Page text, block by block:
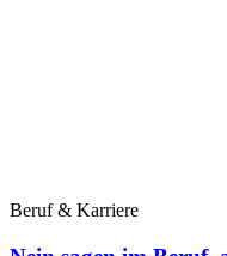
Beruf & Karriere